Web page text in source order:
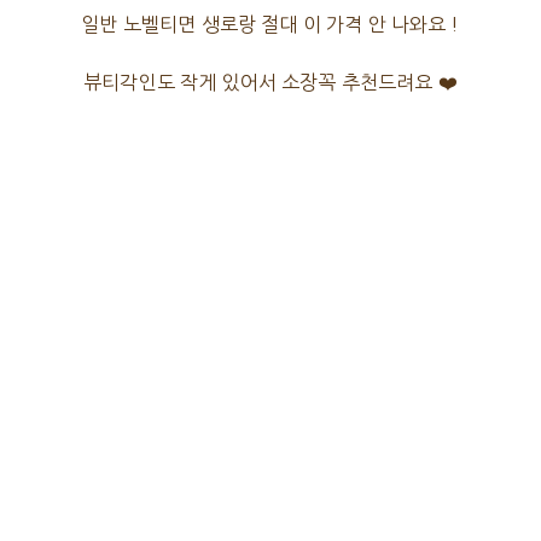
일반 노벨티면 생로랑 절대 이 가격 안 나와요 !
뷰티각인도 작게 있어서 소장꼭 추천드려요 ❤️